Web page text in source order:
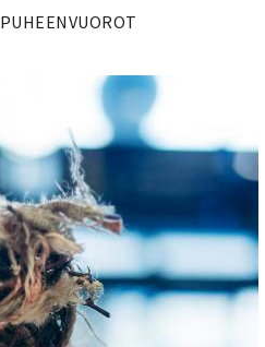
PUHEENVUOROT